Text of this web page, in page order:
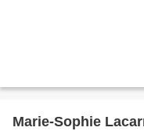
Marie-Sophie